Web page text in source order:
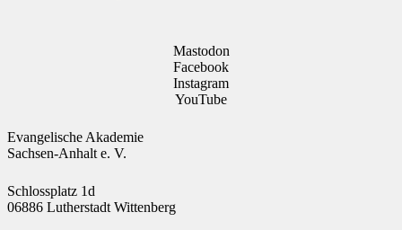
Mastodon
Facebook
Instagram
YouTube
Evangelische Akademie
Sachsen-Anhalt e. V.
Schlossplatz 1d
06886 Lutherstadt Wittenberg